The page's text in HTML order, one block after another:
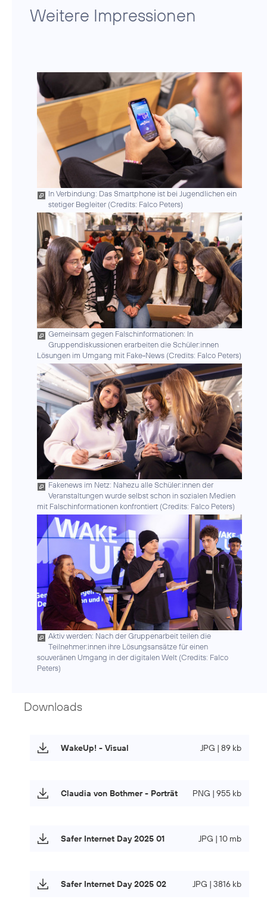
Weitere Impressionen
In Verbindung: Das Smartphone ist bei Jugendlichen ein
stetiger Begleiter (Credits: Falco Peters)
Gemeinsam gegen Falschinformationen: In
Gruppendiskussionen erarbeiten die Schüler:innen
Lösungen im Umgang mit Fake-News (Credits: Falco Peters)
Fakenews im Netz: Nahezu alle Schüler:innen der
Veranstaltungen wurde selbst schon in sozialen Medien
mit Falschinformationen konfrontiert (Credits: Falco Peters)
Aktiv werden: Nach der Gruppenarbeit teilen die
Teilnehmer:innen ihre Lösungsansätze für einen
souveränen Umgang in der digitalen Welt (Credits: Falco
Peters)
Downloads
WakeUp! - Visual JPG | 89 kb
Claudia von Bothmer - Porträt PNG | 955 kb
Safer Internet Day 2025 01 JPG | 10 mb
Safer Internet Day 2025 02 JPG | 3816 kb